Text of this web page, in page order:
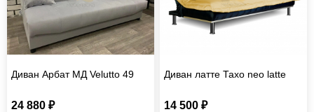
Диван Арбат МД Velutto 49
24 880 ₽
Диван латте Тахо neo latte
14 500 ₽